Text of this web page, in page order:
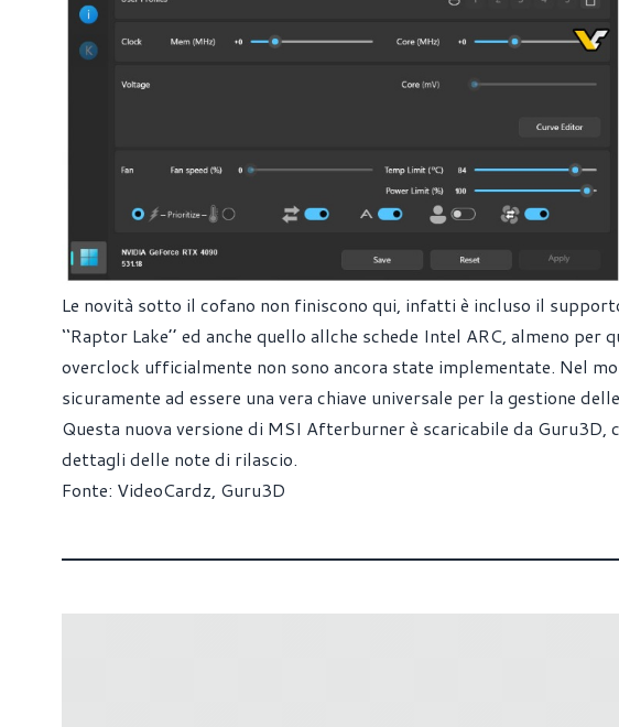
Le novità sotto il cofano non finiscono qui, infatti è incluso il
‘‘Raptor Lake’’ ed anche quello allche schede Intel ARC, almeno
overclock ufficialmente non sono ancora state implementate. Nel
sicuramente ad essere una vera chiave universale per la gestione
Questa nuova versione di MSI Afterburner è scaricabile da Guru3D,
dettagli delle note di rilascio.
Fonte: VideoCardz, Guru3D